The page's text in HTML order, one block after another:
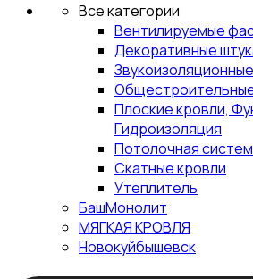
Все категории
Вентилируемые
Декоративные
Плоские кровли,
Гидроизоляция
Потолочная
Скатные кровли
Утеплитель
БашМонолит
МЯГКАЯ КРОВЛЯ
Новокуйбышевск